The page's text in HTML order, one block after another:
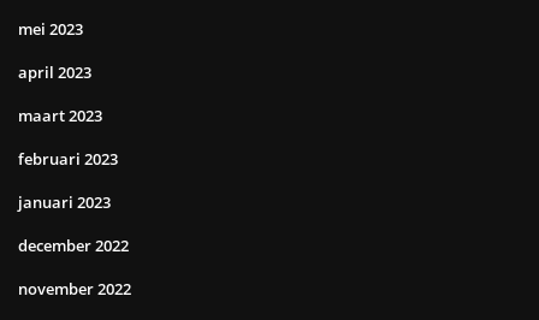
mei 2023
april 2023
maart 2023
februari 2023
januari 2023
december 2022
november 2022